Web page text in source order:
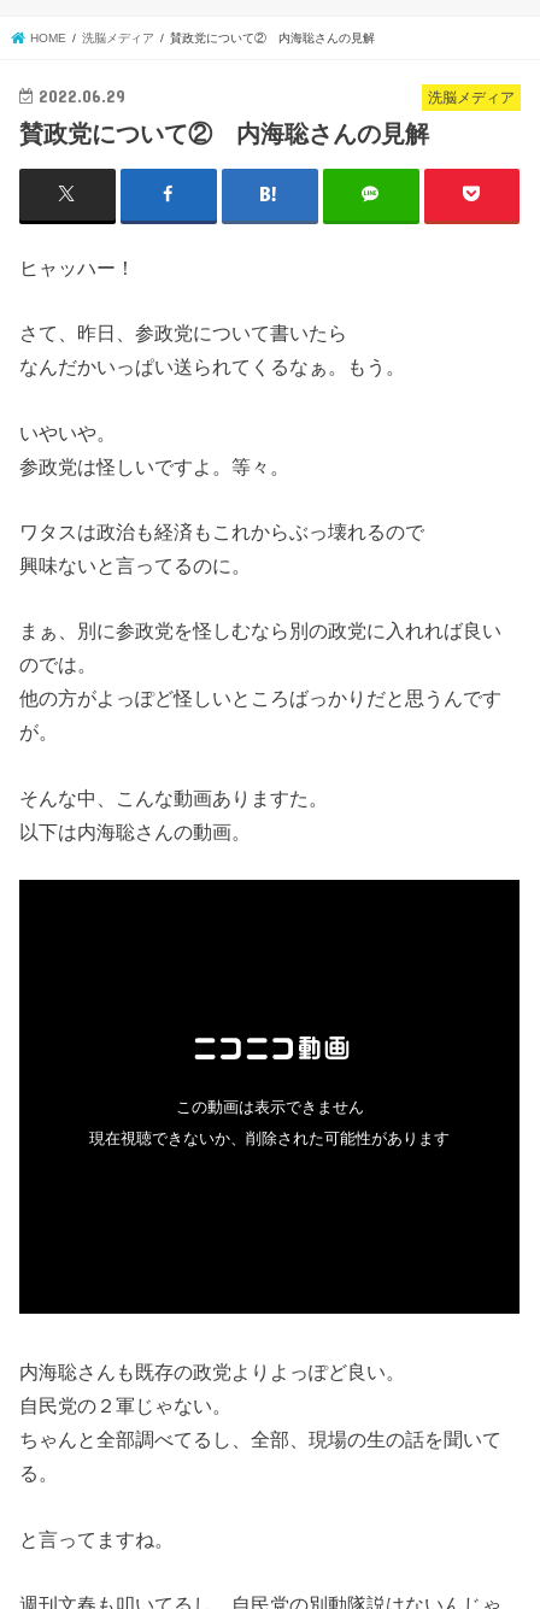
HOME 洗脳メディア 賛政党について② 内海聡さんの見解
洗脳メディア
2022.06.29
賛政党について② 内海聡さんの見解
ヒャッハー！
さて、昨日、参政党について書いたら
なんだかいっぱい送られてくるなぁ。もう。
いやいや。
参政党は怪しいですよ。等々。
ワタスは政治も経済もこれからぶっ壊れるので
興味ないと言ってるのに。
まぁ、別に参政党を怪しむなら別の政党に入れれば良い
のでは。
他の方がよっぽど怪しいところばっかりだと思うんです
が。
そんな中、こんな動画ありますた。
以下は内海聡さんの動画。
内海聡さんも既存の政党よりよっぽど良い。
自民党の２軍じゃない。
ちゃんと全部調べてるし、全部、現場の生の話を聞いて
る。
と言ってますね。
週刊文春も叩いてるし、自民党の別動隊説はないんじゃ